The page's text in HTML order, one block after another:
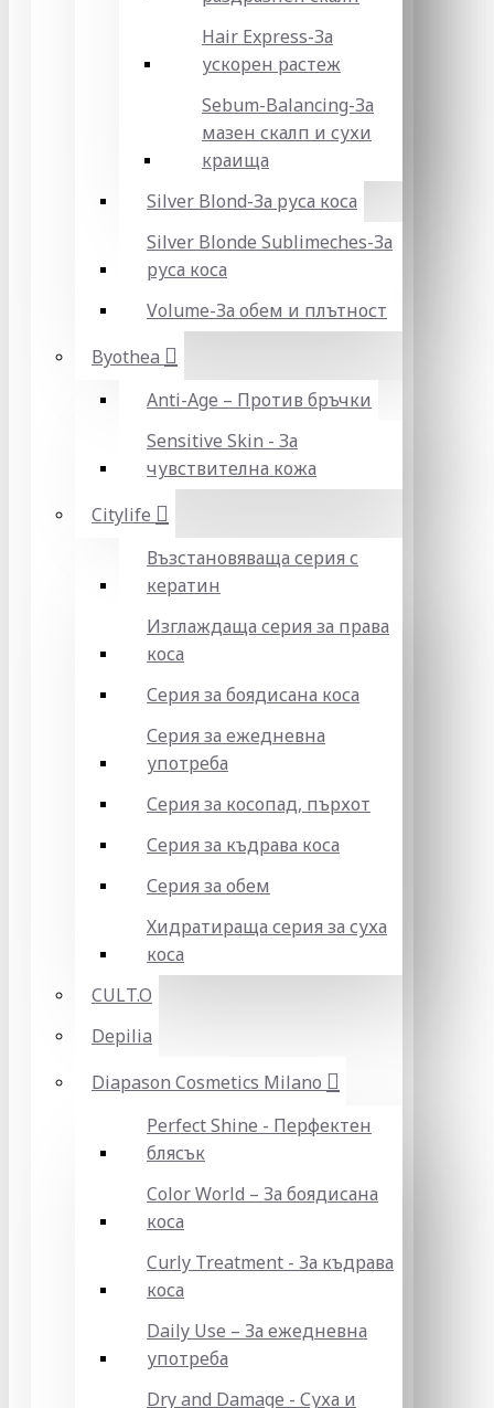
Hair Express-За
ускорен растеж
Sebum-Balancing-За
мазен скалп и сухи
краища
Silver Blond-За руса коса
Silver Blonde Sublіmeches-За
руса коса
Volume-За обем и плътност
Byothea
Anti-Age – Против бръчки
Sensitive Skin - За
чувствителна кожа
Citylife
Възстановяваща серия с
кератин
Изглаждаща серия за права
коса
Серия за боядисана коса
Серия за ежедневна
употреба
Серия за косопад, пърхот
Серия за къдрава коса
Серия за обем
Хидратираща серия за суха
коса
CULT.O
Depilia
Diapason Cosmetics Milano
Perfect Shine - Перфектен
блясък
Color World – За боядисана
коса
Curly Treatment - За къдрава
коса
Daily Use – За ежедневна
употреба
Dry and Damage - Суха и